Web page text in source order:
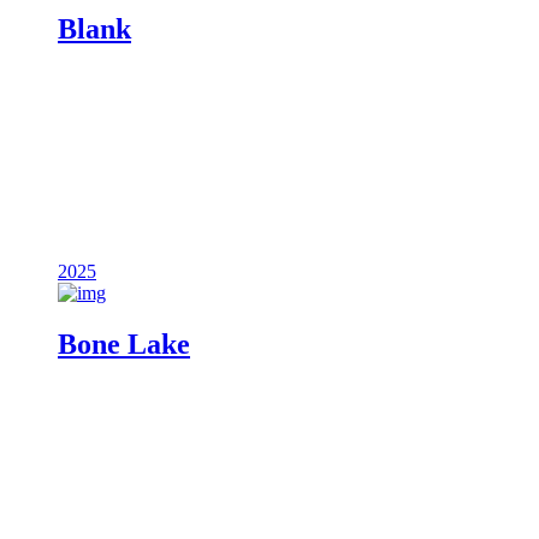
Blank
2025
Bone Lake